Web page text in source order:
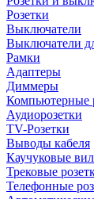
Розетки
Выключатели
Выключатели
Рамки
Адаптеры
Диммеры
Компьютерные
Аудиорозетки
TV-Розетки
Выводы кабеля
Каучуковые
Трековые
Телефонные